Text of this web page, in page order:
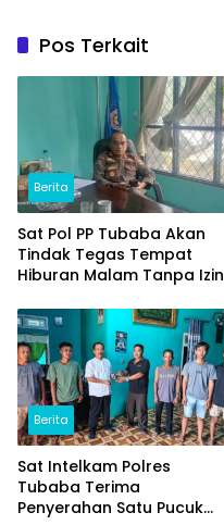
Pos Terkait
Berita
Sat Pol PP Tubaba Akan
Tindak Tegas Tempat
Hiburan Malam Tanpa Izin
Berita
Sat Intelkam Polres
Tubaba Terima
Penyerahan Satu Pucuk